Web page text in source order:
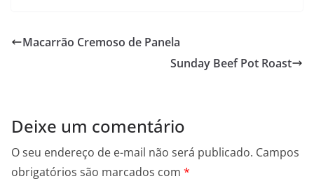
Macarrão Cremoso de Panela
Sunday Beef Pot Roast
Deixe um comentário
O seu endereço de e-mail não será publicado. Campos
obrigatórios são marcados com *